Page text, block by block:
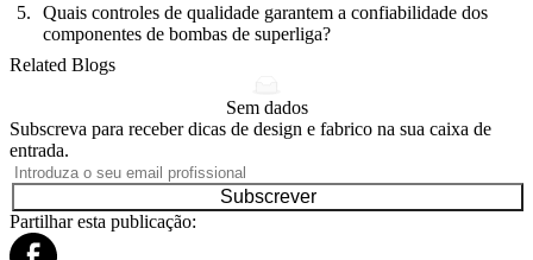
Quais controles de qualidade garantem a confiabilidade dos
componentes de bombas de superliga?
Related Blogs
Sem dados
Subscreva para receber dicas de design e fabrico na sua caixa de
entrada.
Subscrever
Partilhar esta publicação: